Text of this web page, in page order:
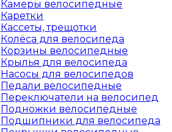
Камеры велосипедные
Каретки
Кассеты, трещотки
Колёса для велосипеда
Корзины велосипедные
Крылья для велосипеда
Насосы для велосипедов
Педали велосипедные
Переключатели на велосипед
Подножки велосипедные
Подшипники для велосипеда